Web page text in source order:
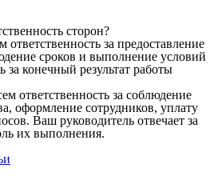
сторон?
за предоставление
сроков и выполнение условий
за конечный результат работы
ответственность за соблюдение
оформление сотрудников, уплату
Ваш руководитель отвечает за
их выполнения.